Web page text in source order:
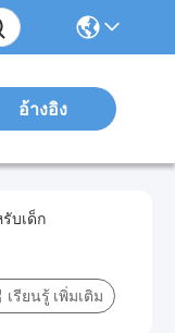
อ้างอิง
บเด็ก
เรียนรู้ เพิ่มเติม